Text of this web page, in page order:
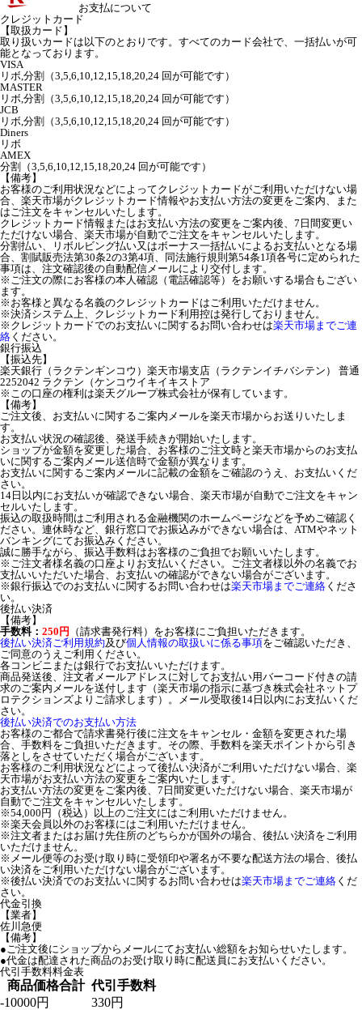
お支払について
クレジットカード
【取扱カード】
取り扱いカードは以下のとおりです。すべてのカード会社で、一括払いが可
能となっております。
VISA
リボ,分割（3,5,6,10,12,15,18,20,24 回が可能です）
MASTER
リボ,分割（3,5,6,10,12,15,18,20,24 回が可能です）
JCB
リボ,分割（3,5,6,10,12,15,18,20,24 回が可能です）
Diners
リボ
AMEX
分割（3,5,6,10,12,15,18,20,24 回が可能です）
【備考】
お客様のご利用状況などによってクレジットカードがご利用いただけない場
合、楽天市場がクレジットカード情報やお支払い方法の変更をご案内、また
はご注文をキャンセルいたします。
クレジットカード情報またはお支払い方法の変更をご案内後、7日間変更い
ただけない場合、楽天市場が自動でご注文をキャンセルいたします。
分割払い、リボルビング払い又はボーナス一括払いによるお支払いとなる場
合、割賦販売法第30条2の3第4項、同法施行規則第54条1項各号に定められた
事項は、注文確認後の自動配信メールにより交付します。
※ご注文の際にお客様の本人確認（電話確認等）をお願いする場合もござい
ます。
※お客様と異なる名義のクレジットカードはご利用いただけません。
※決済システム上、クレジットカード利用控は発行しておりません。
※クレジットカードでのお支払いに関するお問い合わせは楽天市場までご連
絡 ください。
銀行振込
【振込先】
楽天銀行（ラクテンギンコウ）楽天市場支店（ラクテンイチバシテン） 普通
2252042 ラクテン（ケンコウイキイキストア
※この口座の権利は楽天グループ株式会社が保有しています。
【備考】
ご注文後、お支払いに関するご案内メールを楽天市場からお送りいたしま
す。
お支払い状況の確認後、発送手続きが開始いたします。
ショップが金額を変更した場合、お客様のご注文時と楽天市場からのお支払
いに関するご案内メール送信時で金額が異なります。
お支払いに関するご案内メールに記載の金額をご確認のうえ、お支払いくだ
さい。
14日以内にお支払いが確認できない場合、楽天市場が自動でご注文をキャン
セルいたします。
振込の取扱時間はご利用される金融機関のホームページなどを予めご確認く
ださい。連休時など、銀行窓口でお振込みができない場合は、ATMやネット
バンキングにてお振込みください。
誠に勝手ながら、振込手数料はお客様のご負担でお願いいたします。
※ご注文者様名義の口座よりお支払いください。ご注文者様以外の名義でお
支払いいただいた場合、お支払いの確認ができない場合がございます。
※銀行振込でのお支払いに関するお問い合わせは楽天市場までご連絡 くださ
い。
後払い決済
【備考】
手数料： 250円
（請求書発行料）をお客様にご負担いただきます。
後払い決済ご利用規約及び個人情報の取扱いに係る事項をご確認いただき、
ご同意のうえご利用ください。
各コンビニまたは銀行でお支払いいただけます。
商品発送後、注文者メールアドレスに対してお支払い用バーコード付きの請
求のご案内メールを送付します（楽天市場の指示に基づき株式会社ネットプ
ロテクションズよりご請求します）。メール受取後14日以内にお支払いくだ
さい。
後払い決済でのお支払い方法
お客様のご都合で請求書発行後に注文をキャンセル・金額を変更された場
合、手数料をご負担いただきます。その際、手数料を楽天ポイントから引き
落としをさせていただく場合がございます。
お客様のご利用状況などによって後払い決済がご利用いただけない場合、楽
天市場がお支払い方法の変更をご案内いたします。
お支払い方法の変更をご案内後、7日間変更いただけない場合、楽天市場が
自動でご注文をキャンセルいたします。
※54,000円（税込）以上のご注文にはご利用いただけません。
※楽天会員以外のお客様にはご利用いただけません。
※注文者またはお届け先住所のどちらかが国外の場合、後払い決済をご利用
いただけません。
※メール便等のお受け取り時に受領印や署名が不要な配送方法の場合、後払
い決済をご利用いただけない場合がございます。
※後払い決済でのお支払いに関するお問い合わせは楽天市場までご連絡 くだ
さい。
代金引換
【業者】
佐川急便
【備考】
●ご注文後にショップからメールにてお支払い総額をお知らせいたします。
●代金は配達された商品のお受け取り時に配送員にお支払いください。
代引手数料料金表
商品価格合計 代引手数料
-10000円
330円